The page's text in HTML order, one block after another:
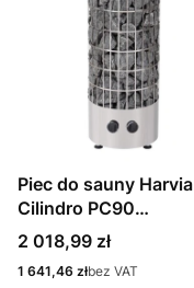
Piec do sauny Harvia
Cilindro PC90
HPC900400 Srebrny
Cena
2 018,99 zł
Cena
1 641,46 złbez VAT